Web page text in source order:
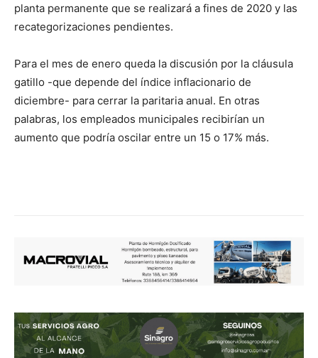
planta permanente que se realizará a fines de 2020 y las
recategorizaciones pendientes.
Para el mes de enero queda la discusión por la cláusula
gatillo -que depende del índice inflacionario de
diciembre- para cerrar la paritaria anual. En otras
palabras, los empleados municipales recibirían un
aumento que podría oscilar entre un 15 o 17% más.